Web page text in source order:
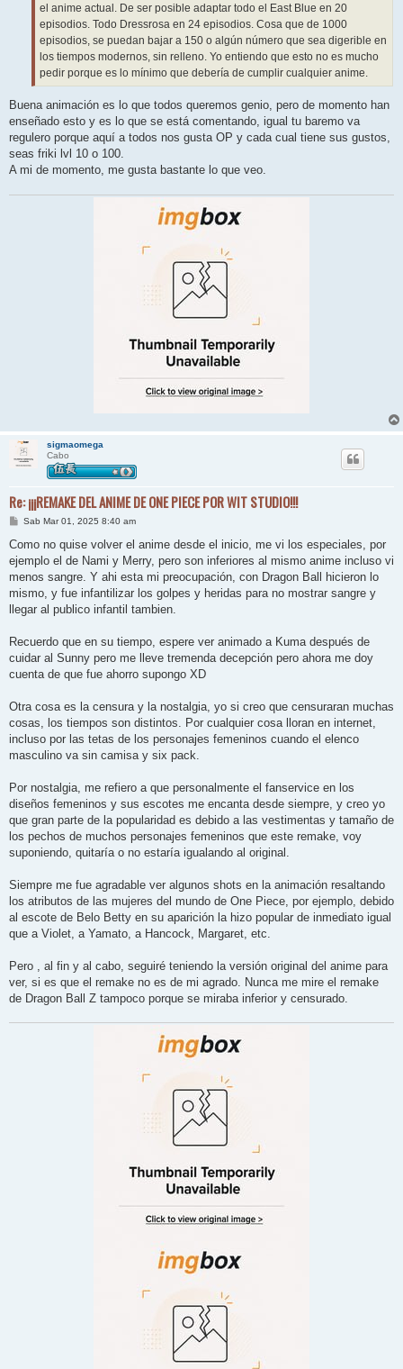
el anime actual. De ser posible adaptar todo el East Blue en 20
episodios. Todo Dressrosa en 24 episodios. Cosa que de 1000
episodios, se puedan bajar a 150 o algún número que sea digerible en
los tiempos modernos, sin relleno. Yo entiendo que esto no es mucho
pedir porque es lo mínimo que debería de cumplir cualquier anime.
Buena animación es lo que todos queremos genio, pero de momento han
enseñado esto y es lo que se está comentando, igual tu baremo va
regulero porque aquí a todos nos gusta OP y cada cual tiene sus gustos,
seas friki lvl 10 o 100.
A mi de momento, me gusta bastante lo que veo.
sigmaomega
Cabo
Re: ¡¡¡REMAKE DEL ANIME DE ONE PIECE POR WIT STUDIO!!!
M
n
a
j
Sab Mar 01, 2025 8:40 am
Como no quise volver el anime desde el inicio, me vi los especiales, por
ejemplo el de Nami y Merry, pero son inferiores al mismo anime incluso vi
menos sangre. Y ahi esta mi preocupación, con Dragon Ball hicieron lo
mismo, y fue infantilizar los golpes y heridas para no mostrar sangre y
llegar al publico infantil tambien.
Recuerdo que en su tiempo, espere ver animado a Kuma después de
cuidar al Sunny pero me lleve tremenda decepción pero ahora me doy
cuenta de que fue ahorro supongo XD
Otra cosa es la censura y la nostalgia, yo si creo que censuraran muchas
cosas, los tiempos son distintos. Por cualquier cosa lloran en internet,
incluso por las tetas de los personajes femeninos cuando el elenco
masculino va sin camisa y six pack.
Por nostalgia, me refiero a que personalmente el fanservice en los
diseños femeninos y sus escotes me encanta desde siempre, y creo yo
que gran parte de la popularidad es debido a las vestimentas y tamaño de
los pechos de muchos personajes femeninos que este remake, voy
suponiendo, quitaría o no estaría igualando al original.
Siempre me fue agradable ver algunos shots en la animación resaltando
los atributos de las mujeres del mundo de One Piece, por ejemplo, debido
al escote de Belo Betty en su aparición la hizo popular de inmediato igual
que a Violet, a Yamato, a Hancock, Margaret, etc.
Pero , al fin y al cabo, seguiré teniendo la versión original del anime para
ver, si es que el remake no es de mi agrado. Nunca me mire el remake
de Dragon Ball Z tampoco porque se miraba inferior y censurado.